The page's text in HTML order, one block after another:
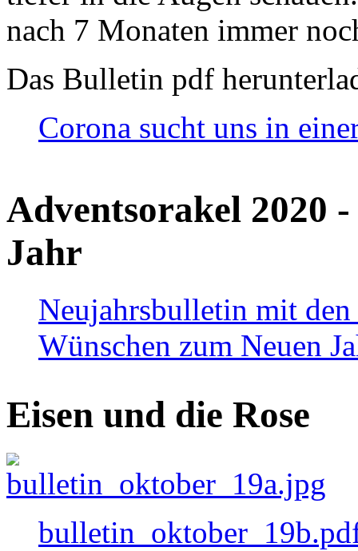
nach 7 Monaten immer
Das Bulletin pdf
Corona sucht uns in
Adventsorakel 2020
Jahr
Neujahrsbulletin mit den
Wünschen zum Neuen
Eisen und die Rose